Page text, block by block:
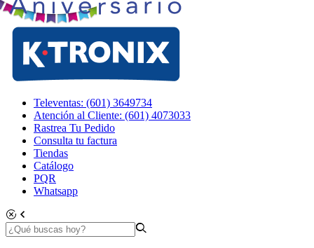
Televentas: (601) 3649734
Atención al Cliente: (601) 4073033
Rastrea Tu Pedido
Consulta tu factura
Tiendas
Catálogo
PQR
Whatsapp